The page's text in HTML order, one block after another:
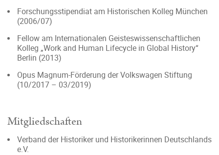
Forschungsstipendiat am Historischen Kolleg Mün­chen
(2006/07)
Fellow am Internationalen Geisteswissenschaftlichen
Kolleg „Work and Human Lifecycle in Global History“
Berlin (2013)
Opus Magnum-Förderung der Volkswagen Stiftung
(10/2017 – 03/2019)
Mitgliedschaften
Verband der Historiker und Historikerinnen Deutschlands
e.V.